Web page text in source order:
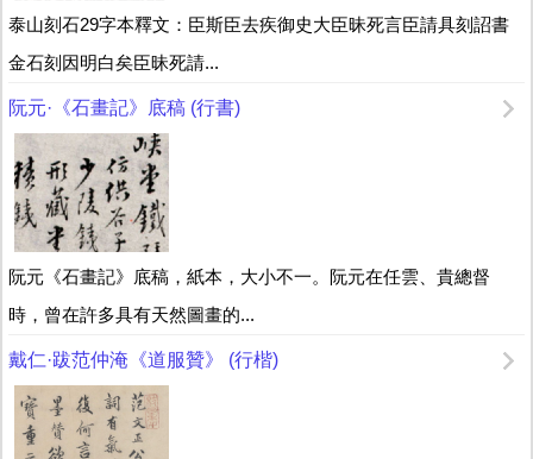
泰山刻石29字本釋文：臣斯臣去疾御史大臣昧死言臣請具刻詔書
金石刻因明白矣臣昧死請...
阮元·《石畫記》底稿 (行書)
阮元《石畫記》底稿，紙本，大小不一。阮元在任雲、貴總督
時，曾在許多具有天然圖畫的...
戴仁·跋范仲淹《道服贊》 (行楷)